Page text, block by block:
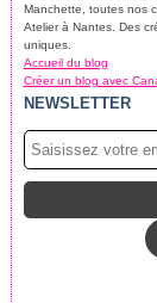
Manchette, toutes nos
Atelier à Nantes. Des
uniques.
Accueil du blog
Créer un blog avec
NEWSLETTER